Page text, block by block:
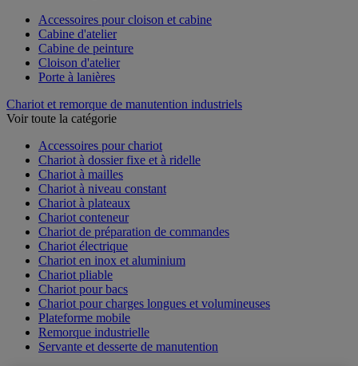
Accessoires pour cloison et cabine
Cabine d'atelier
Cabine de peinture
Cloison d'atelier
Porte à lanières
Chariot et remorque de manutention industriels
Voir toute la catégorie
Accessoires pour chariot
Chariot à dossier fixe et à ridelle
Chariot à mailles
Chariot à niveau constant
Chariot à plateaux
Chariot conteneur
Chariot de préparation de commandes
Chariot électrique
Chariot en inox et aluminium
Chariot pliable
Chariot pour bacs
Chariot pour charges longues et volumineuses
Plateforme mobile
Remorque industrielle
Servante et desserte de manutention